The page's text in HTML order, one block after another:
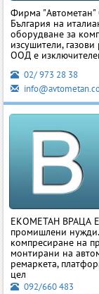
Фирма "Автометан"
България на
оборудване за
изсушители,
ООД е
02/ 973 28 38
ЕКОМЕТАН ВРАЦА
промишлени
компресиране на
монтирани на
ремаркета,
цел
092/660 483